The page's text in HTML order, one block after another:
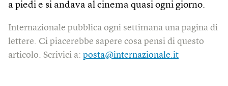
a piedi e si andava al cinema quasi ogni giorno.
Internazionale pubblica ogni settimana una pagina di
lettere. Ci piacerebbe sapere cosa pensi di questo
articolo. Scrivici a: posta@internazionale.it